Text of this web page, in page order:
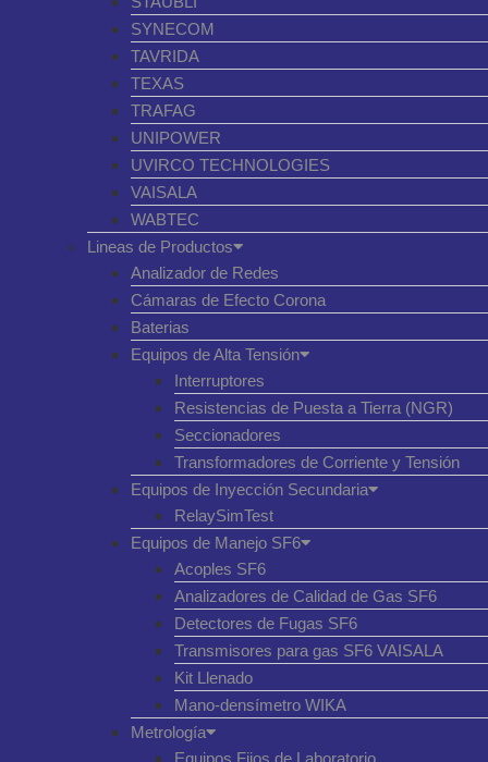
SYNECOM
TAVRIDA
TEXAS
TRAFAG
UNIPOWER
UVIRCO TECHNOLOGIES
VAISALA
WABTEC
Lineas de Productos
Analizador de Redes
Cámaras de Efecto Corona
Baterias
Equipos de Alta Tensión
Interruptores
Resistencias de Puesta a Tierra (NGR)
Seccionadores
Transformadores de Corriente y Tensión
Equipos de Inyección Secundaria
RelaySimTest
Equipos de Manejo SF6
Acoples SF6
Analizadores de Calidad de Gas SF6
Detectores de Fugas SF6
Transmisores para gas SF6 VAISALA
Kit Llenado
Mano-densímetro WIKA
Metrología